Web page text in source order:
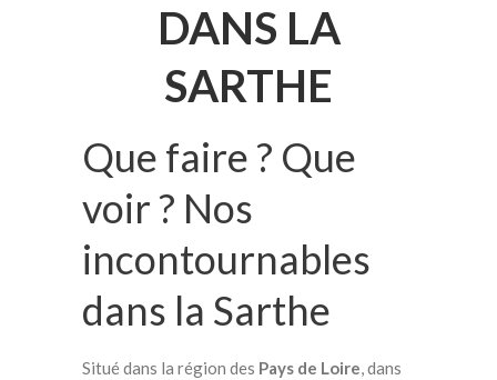
DANS LA
SARTHE
Que faire ? Que
voir ? Nos
incontournables
dans la Sarthe
Situé dans la région des Pays de Loire, dans